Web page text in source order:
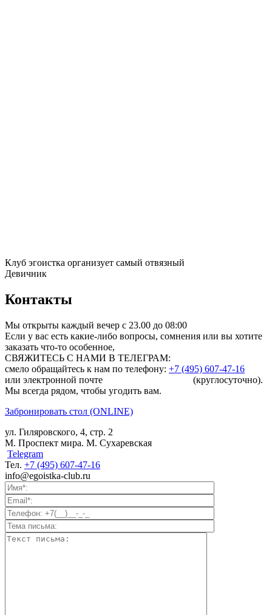
Клуб эгоистка организует самый отвязный
Девичник
Контакты
Мы открыты каждый вечер c 23.00 до 08:00
Если у вас есть какие-либо вопросы, сомнения или вы хотите
заказать что-то особенное,
СВЯЖИТЕСЬ С НАМИ В ТЕЛЕГРАМ:
смело обращайтесь к нам по телефону: +7 (495) 607-47-16
или электронной почте
(круглосуточно).
Мы всегда рядом, чтобы угодить вам.
Забронировать стол (ONLINE)
ул. Гиляровского, 4, стр. 2
М. Проспект мира. М. Сухаревская
Telegram
Тел. +7 (495) 607-47-16
info@egoistka-club.ru